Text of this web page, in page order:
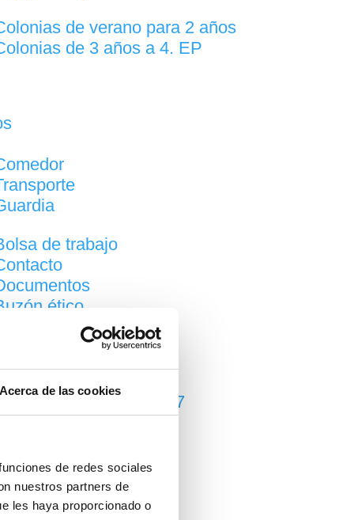
Acerca de las cookies
de redes sociales
nuestros partners de
les haya proporcionado o
de verano para 2 años
de 3 años a 4. EP
de trabajo
ético
Calendario escolar 26·27
pedagógico